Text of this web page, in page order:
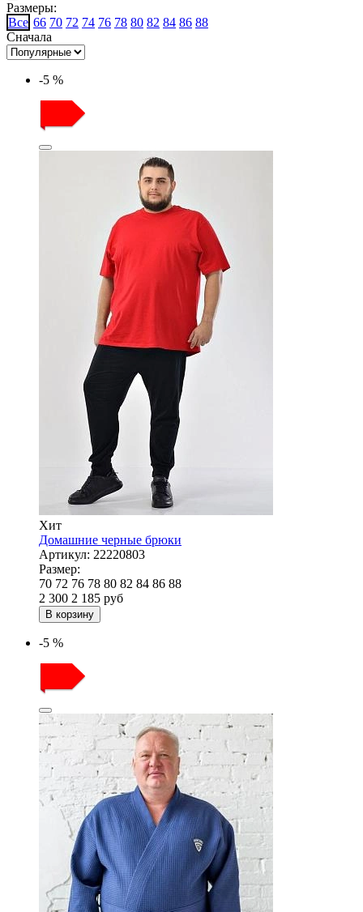
Размеры:
Все 66 70 72 74 76 78 80 82 84 86 88
Сначала
-5 %
Хит
Домашние черные брюки
Артикул: 22220803
Размер:
70 72 76 78 80 82 84 86 88
2 300 2 185 руб
В корзину
-5 %